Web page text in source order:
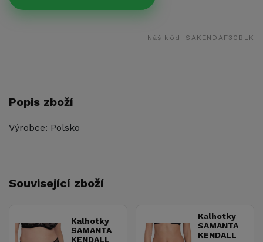
Náš kód: SAKENDAF30BLK
Popis zboží
Výrobce: Polsko
Související zboží
Kalhotky
SAMANTA
KENDALL
Kalhotky
SAMANTA
KENDALL